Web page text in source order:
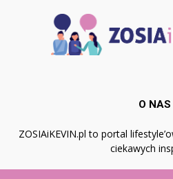
O NAS
ZOSIAiKEVIN.pl to portal
ciekawych